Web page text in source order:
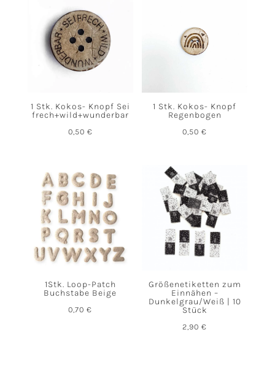
1 Stk. Kokos- Knopf Sei
frech+wild+wunderbar
0,50 €
1 Stk. Kokos- Knopf
Regenbogen
0,50€
1Stk. Loop-Patch
Buchstabe Beige
0,70€
Größenetiketten zum
Einnähen –
Dunkelgrau/Weiß | 10
Stück
2,90€